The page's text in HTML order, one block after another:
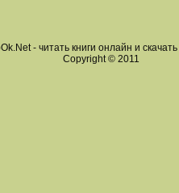
- читать книги онлайн и
Copyright © 2011